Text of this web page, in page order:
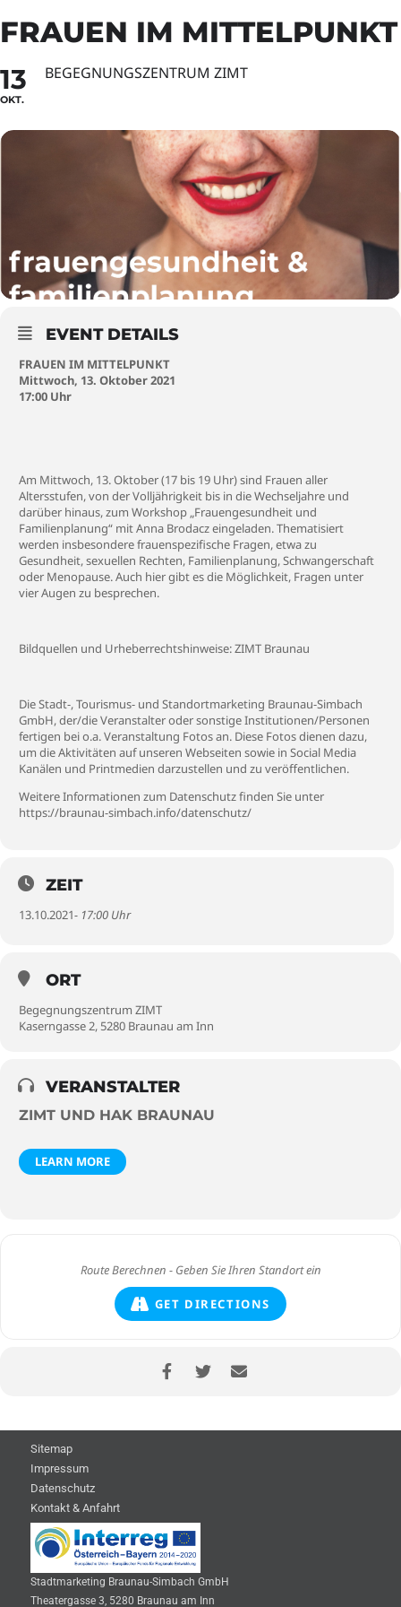
FRAUEN IM MITTELPUNKT
13
OKT.
BEGEGNUNGSZENTRUM ZIMT
EVENT DETAILS
FRAUEN IM MITTELPUNKT
Mittwoch, 13. Oktober 2021
17:00 Uhr
Am Mittwoch, 13. Oktober (17 bis 19 Uhr) sind Frauen aller
Altersstufen, von der Volljährigkeit bis in die Wechseljahre und
darüber hinaus, zum Workshop „Frauengesundheit und
Familienplanung“ mit Anna Brodacz eingeladen. Thematisiert
werden insbesondere frauenspezifische Fragen, etwa zu
Gesundheit, sexuellen Rechten, Familienplanung, Schwangerschaft
oder Menopause. Auch hier gibt es die Möglichkeit, Fragen unter
vier Augen zu besprechen.
Bildquellen und Urheberrechtshinweise: ZIMT Braunau
Die Stadt-, Tourismus- und Standortmarketing Braunau-Simbach
GmbH, der/die Veranstalter oder sonstige Institutionen/Personen
fertigen bei o.a. Veranstaltung Fotos an. Diese Fotos dienen dazu,
um die Aktivitäten auf unseren Webseiten sowie in Social Media
Kanälen und Printmedien darzustellen und zu veröffentlichen.
Weitere Informationen zum Datenschutz finden Sie unter
https://braunau-simbach.info/datenschutz/
ZEIT
13.10.2021- 17:00 Uhr
ORT
Begegnungszentrum ZIMT
Kaserngasse 2, 5280 Braunau am Inn
VERANSTALTER
ZIMT UND HAK BRAUNAU
LEARN MORE
GET DIRECTIONS
Sitemap
Impressum
Datenschutz
Kontakt & Anfahrt
Stadtmarketing Braunau-Simbach GmbH
Theatergasse 3, 5280 Braunau am Inn